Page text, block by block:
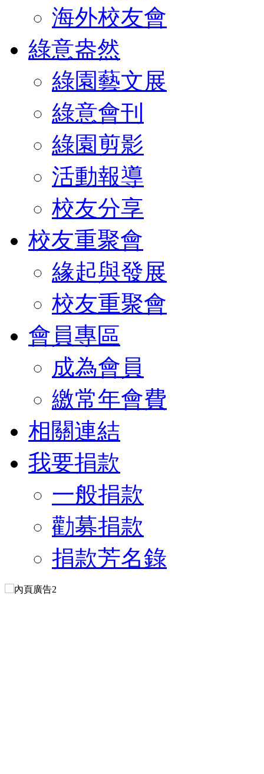
海外校友會
綠意盎然
綠園藝文展
綠意會刊
綠園剪影
活動報導
校友分享
校友重聚會
緣起與發展
校友重聚會
會員專區
成為會員
繳常年會費
相關連結
我要捐款
一般捐款
勸募捐款
捐款芳名錄